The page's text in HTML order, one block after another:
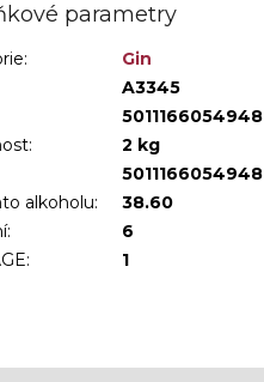
parametry
:
Gin
A3345
5011166054948
:
2 kg
5011166054948
alkoholu:
38.60
:
6
: 1